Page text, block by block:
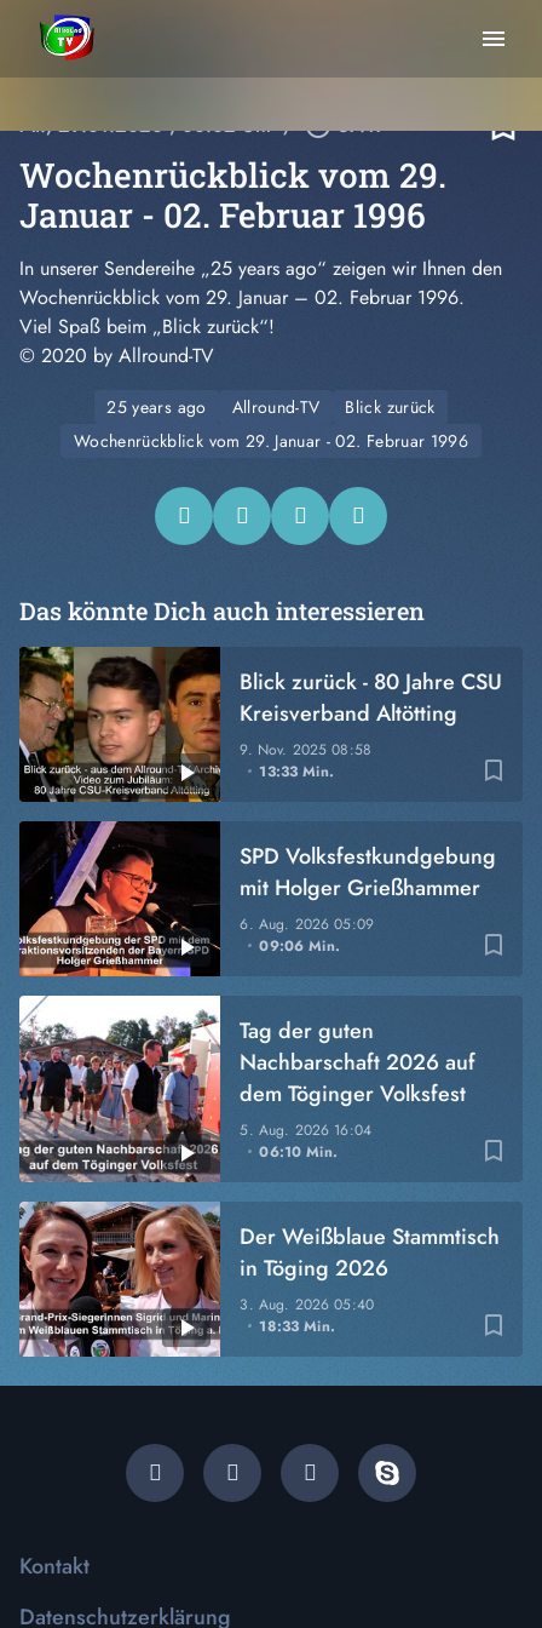
menu
Mi., 29.01.2020, 00:02 Uhr / play_circle_outline37:17 bookmark_border
Wochenrückblick vom 29.
Januar - 02. Februar 1996
In unserer Sendereihe „25 years ago“ zeigen wir Ihnen den
Wochenrückblick vom 29. Januar – 02. Februar 1996.
Viel Spaß beim „Blick zurück“!
© 2020 by Allround-TV
25 years ago Allround-TV
Blick zurück
Wochenrückblick vom 29. Januar - 02. Februar 1996
Das könnte Dich auch interessieren
bookmark_border
9. Nov. 202508:58
13:33 Min.
Blick zurück - 80 Jahre CSU
Kreisverband Altötting
bookmark_border
6. Aug. 202605:09
09:06 Min.
SPD Volksfestkundgebung
mit Holger Grießhammer
bookmark_border
5. Aug. 2026 16:04
06:10 Min.
Tag der guten
Nachbarschaft 2026 auf
dem Töginger Volksfest
bookmark_border
3. Aug. 202605:40
18:33 Min.
Der Weißblaue Stammtisch
in Töging 2026
Kontakt
Datenschutzerklärung